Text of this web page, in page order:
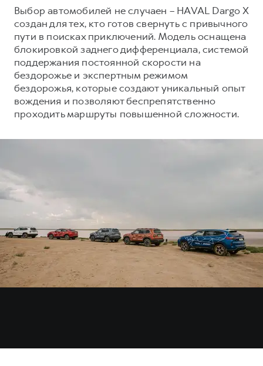
Корпоративным клиентам
Крупным корпоративным клиентам
Система управления автопарком
Сервис для корпоративных клиентов
HAVAL Лизинг
АКСЕССУАРЫ HAVAL
Автомобильные аксессуары
Коллекция Базовая
Коллекция Детская
Программа «HAVAL Защита+»
Руководства по эксплуатации
Подписки
АКСЕССУАРЫ HAVAL
Автомобильные аксессуары
Коллекция PRO
Коллекция Базовая
Выбор автомобилей не случаен – HAVAL Dargo X
создан для тех, кто готов свернуть с привычного
пути в поисках приключений. Модель оснащена
блокировкой заднего дифференциала, системой
поддержания постоянной скорости на
бездорожье и экспертным режимом
бездорожья, которые создают уникальный опыт
вождения и позволяют беспрепятственно
проходить маршруты повышенной сложности.